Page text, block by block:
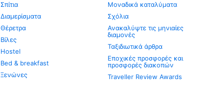
Σπίτια
Διαμερίσματα
Θέρετρα
Βίλες
Hostel
Bed & breakfast
Ξενώνες
Μοναδικά καταλύματα
Σχόλια
Ανακαλύψτε τις μηνιαίες
διαμονές
Ταξιδιωτικά άρθρα
Εποχικές προσφορές και
προσφορές διακοπών
Traveller Review Awards